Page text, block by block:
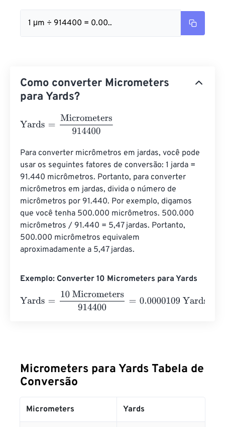
1 μm ÷ 914400 = 0.00..
Como converter Micrometers
para Yards?
Yards Micrometers914400
Para converter micrômetros em jardas, você pode
usar os seguintes fatores de conversão: 1 jarda =
91.440 micrômetros. Portanto, para converter
micrômetros em jardas, divida o número de
micrômetros por 91.440. Por exemplo, digamos
que você tenha 500.000 micrômetros. 500.000
micrômetros / 91.440 = 5,47 jardas. Portanto,
500.000 micrômetros equivalem
aproximadamente a 5,47 jardas.
Exemplo: Converter 10 Micrometers para Yards
Yards
10 Micrometers914400 0.0000109 Yards
Micrometers para Yards Tabela de
Conversão
Micrometers Yards